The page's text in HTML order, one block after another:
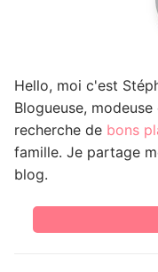
Hello, moi c'est
Blogueuse,
recherche de bons
famille. Je partage
blog.